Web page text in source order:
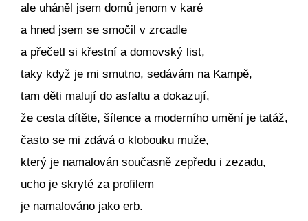
ale uháněl jsem domů jenom v karé
a hned jsem se smočil v zrcadle
a přečetl si křestní a domovský list,
taky když je mi smutno, sedávám na Kampě,
tam děti malují do asfaltu a dokazují,
že cesta dítěte, šílence a moderního umění je tatáž,
často se mi zdává o klobouku muže,
který je namalován současně zepředu i zezadu,
ucho je skryté za profilem
je namalováno jako erb.